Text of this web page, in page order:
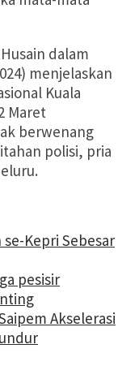
dalam
menjelaskan
Kuala
Maret
berwenang
polisi, pria
Kepri Sebesar
pesisir
Akselerasi